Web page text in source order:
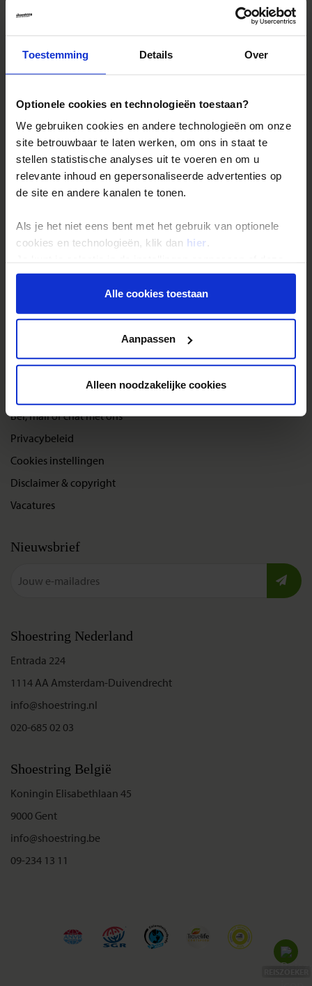
Toestemming Details Over
Optionele cookies en technologieën toestaan?
We gebruiken cookies en andere technologieën om onze
site betrouwbaar te laten werken, om ons in staat te
stellen statistische analyses uit te voeren en om u
relevante inhoud en gepersonaliseerde advertenties op
de site en andere kanalen te tonen.
Als je het niet eens bent met het gebruik van optionele
cookies en technologieën, klik dan hier .
onder aan de pagina op elk gewenst moment voor de
toekomst wijzigen.Alle cookies toestaan
Aanpassen
Alleen noodzakelijke cookies
Reizen met Shoestring
De belangrijkste info op een rij
Bestemmingen
Duurzaam reizen
Reis- en annuleringsvoorwaarden
Veelgestelde vragen
Inloggen op mijn.Shoestring
Reisthema's
Single reizen
Gegarandeerde reizen
Over Shoestring
Bel, mail of chat met ons
Privacybeleid
Cookies instellingen
Disclaimer & copyright
Vacatures
Nieuwsbrief
Shoestring Nederland
Entrada 224
1114 AA Amsterdam-Duivendrecht
info@shoestring.nl
020-685 02 03
Shoestring België
Koningin Elisabethlaan 45
9000 Gent
info@shoestring.be
09-234 13 11